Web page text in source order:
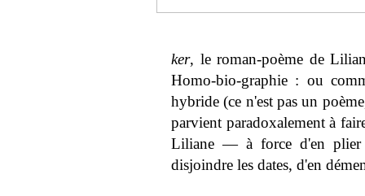
ker, le roman-poème de
Homo-bio-graphie : ou
hybride (ce n'est pas un
parvient paradoxalement à
Liliane — à force d'en plier
disjoindre les dates, d'en